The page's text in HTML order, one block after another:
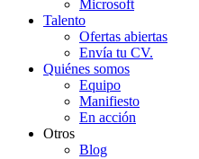
Microsoft
Talento
Ofertas abiertas
Envía tu CV.
Quiénes somos
Equipo
Manifiesto
En acción
Otros
Blog